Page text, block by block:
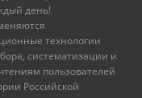
день!
технологии
систематизации и
пользователей
Российской